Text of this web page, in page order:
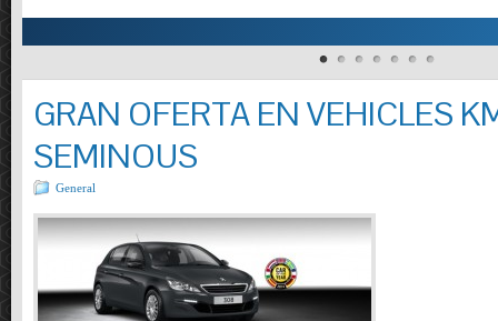
GRAN OFERTA EN VEHICLES
SEMINOUS
General